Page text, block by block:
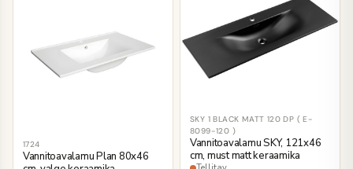
1724
Vannitoavalamu Plan 80x46
SKY 1 BLACK MATT 120 DP ( E-
8099-120 )
Vannitoavalamu SKY, 121x46
cm, must matt keraamika